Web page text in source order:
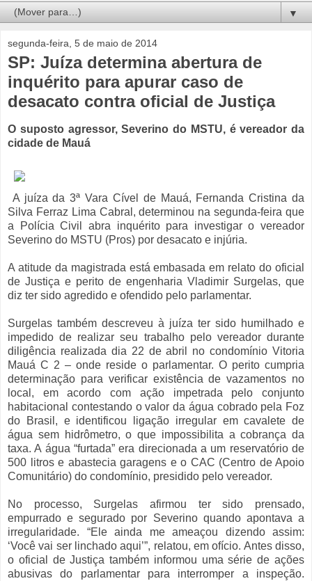
▼
segunda-feira, 5 de maio de 2014
SP: Juíza determina abertura de
inquérito para apurar caso de
desacato contra oficial de Justiça
O suposto agressor, Severino do MSTU, é vereador da
cidade de Mauá
A juíza da 3ª Vara Cível de Mauá, Fernanda Cristina da
Silva Ferraz Lima Cabral, determinou na segunda-feira que
a Polícia Civil abra inquérito para investigar o vereador
Severino do MSTU (Pros) por desacato e injúria.
A atitude da magistrada está embasada em relato do oficial
de Justiça e perito de engenharia Vladimir Surgelas, que
diz ter sido agredido e ofendido pelo parlamentar.
Surgelas também descreveu à juíza ter sido humilhado e
impedido de realizar seu trabalho pelo vereador durante
diligência realizada dia 22 de abril no condomínio Vitoria
Mauá C 2 – onde reside o parlamentar. O perito cumpria
determinação para verificar existência de vazamentos no
local, em acordo com ação impetrada pelo conjunto
habitacional contestando o valor da água cobrado pela Foz
do Brasil, e identificou ligação irregular em cavalete de
água sem hidrômetro, o que impossibilita a cobrança da
taxa. A água “furtada” era direcionada a um reservatório de
500 litros e abastecia garagens e o CAC (Centro de Apoio
Comunitário) do condomínio, presidido pelo vereador.
No processo, Surgelas afirmou ter sido prensado,
empurrado e segurado por Severino quando apontava a
irregularidade. “Ele ainda me ameaçou dizendo assim:
‘Você vai ser linchado aqui’”, relatou, em ofício. Antes disso,
o oficial de Justiça também informou uma série de ações
abusivas do parlamentar para interromper a inspeção.